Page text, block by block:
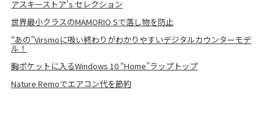
アスキーストア's セレクション
世界最小クラスのMAMORIO Sで落し物を防止
“あの”Virsmoに吸い終わりがわかりやすいデジタルカウンターモデ
ル！
胸ポケットに入るWindows 10 “Home”ラップトップ
Nature Remoでエアコン代を節約